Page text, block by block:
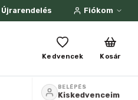
Újrarendelés Fiókom
Kedvencek Kosár
BELÉPÉS
Kiskedvenceim